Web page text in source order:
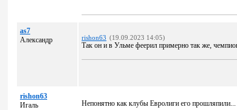
as7
Александр
rishon63 (19.09.2023 14:05)
Так он и в Ульме феерил примерно так же,
rishon63
Игаль
Непонятно как клубы Евролиги его прошляпили...